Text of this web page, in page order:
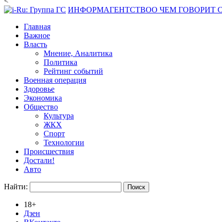
ИНФОРМАГЕНТСТВОО ЧЕМ ГОВОРИТ
Главная
Важное
Власть
Мнение, Аналитика
Политика
Рейтинг событий
Военная операция
Здоровье
Экономика
Общество
Культура
ЖКХ
Спорт
Технологии
Происшествия
Достали!
Авто
Найти:
18+
Дзен